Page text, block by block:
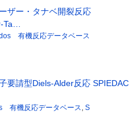
ザー・タナベ開裂反応
Ta…
有機反応データベース
要請型Diels-Alder反応 SPIEDAC
有機反応データベース, S